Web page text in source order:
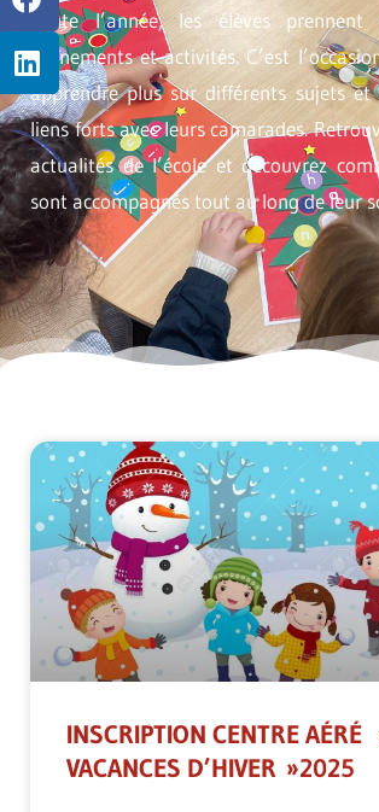
Toute l’année, les élèves
évènements et activités. C’est
apprendre plus sur différents sujets et
liens forts avec leurs camarades.
actualités de l’école et découvrez
sont accompagnés tout au long de leur
INSCRIPTION CENTRE AÉRÉ
VACANCES D’HIVER »2025